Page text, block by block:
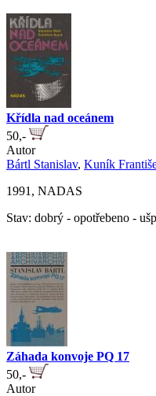
Křídla nad oceánem
50,-
Autor
Bártl Stanislav, Kuník
1991, NADAS
Stav: dobrý - opotřebeno -
Záhada konvoje PQ 17
50,-
Autor